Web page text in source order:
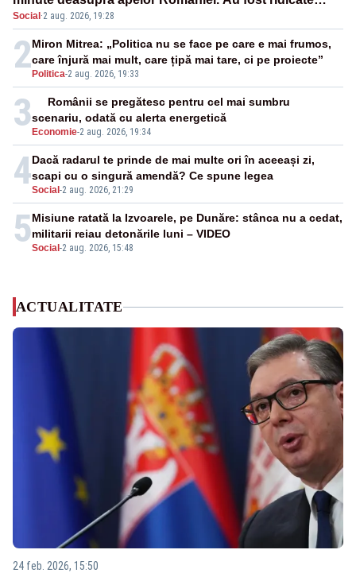
două F-16
Social ·2 aug. 2026, 19:28
2 Politica-2 aug. 2026, 19:33
Miron Mitrea: „Politica nu se face pe care e mai frumos,
care înjură mai mult, care țipă mai tare, ci pe proiecte”
3 Economie-2 aug. 2026, 19:34
Românii se pregătesc pentru cel mai sumbru
scenariu, odată cu alerta energetică
4Social -2 aug. 2026, 21:29
Dacă radarul te prinde de mai multe ori în aceeași zi,
scapi cu o singură amendă? Ce spune legea
5Social -2 aug. 2026, 15:48
Misiune ratată la Izvoarele, pe Dunăre: stânca nu a cedat,
militarii reiau detonările luni – VIDEO
ACTUALITATE
24 feb. 2026, 15:50